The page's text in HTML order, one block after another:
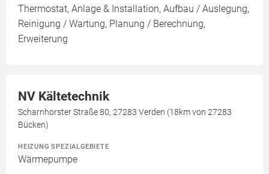
Thermostat, Anlage & Installation, Aufbau / Auslegung,
Reinigung / Wartung, Planung / Berechnung,
Erweiterung
NV Kältetechnik
Scharnhorster Straße 80, 27283 Verden (18km von 27283
Bücken)
HEIZUNG SPEZIALGEBIETE
Wärmepumpe